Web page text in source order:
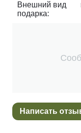
Внешний вид
подарка:
Написать